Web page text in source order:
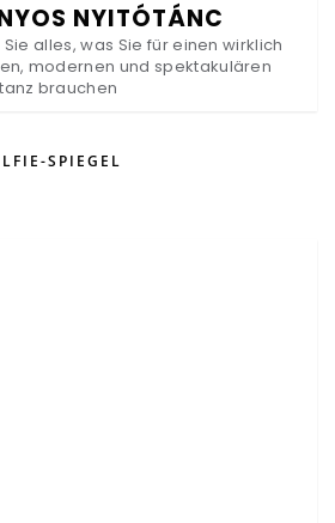
NYITÓTÁNC
alles, was Sie für einen wirklich
modernen und spektakulären
brauchen
SPIEGEL